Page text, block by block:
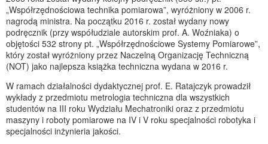
„Współrzędnościowa technika pomiarowa”, wyróżniony w 2006 r.
nagrodą ministra. Na początku 2016 r. został wydany nowy
podręcznik (przy współudziale autorskim prof. A. Woźniaka) o
objętości 532 strony pt. „Współrzędnościowe Systemy Pomiarowe”,
który został wyróżniony przez Naczelną Organizację Techniczną
(NOT) jako najlepsza książka techniczna wydana w 2016 r.
W ramach działalności dydaktycznej prof. E. Ratajczyk prowadził
wykłady z przedmiotu metrologia techniczna dla wszystkich
studentów na III roku Wydziału Mechatroniki oraz z przedmiotu
maszyny i roboty pomiarowe na IV i V roku specjalności robotyka i
specjalności inżynieria jakości.